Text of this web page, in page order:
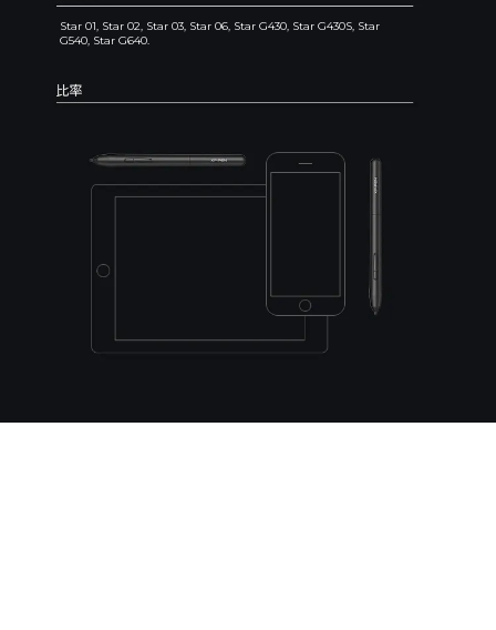
Star 01, Star 02, Star 03, Star 06, Star G430, Star G430S, Star
G540, Star G640.